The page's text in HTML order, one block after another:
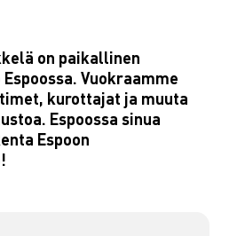
on paikallinen
Vuokraamme
kurottajat ja muuta
Espoossa sinua
Espoon